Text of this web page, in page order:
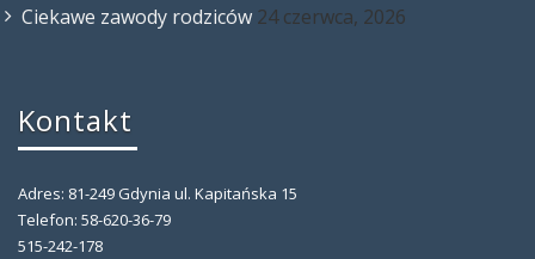
Ciekawe zawody rodziców 24 czerwca, 2026
Kontakt
Adres: 81-249 Gdynia ul. Kapitańska 15
Telefon: 58-620-36-79
515-242-178